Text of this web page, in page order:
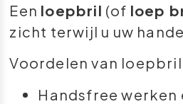
Een loepbril (of loep
zicht terwijl u uw
Voordelen van
Handsfree werken